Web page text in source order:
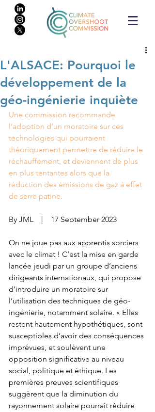
L'ALSACE: Pourquoi le
développement de la
géo-ingénierie inquiète
Une commission recommande
l’adoption d’un moratoire sur ces
technologies qui pourraient
théoriquement permettre de réduire le
réchauffement, et deviennent de plus
en plus tentantes alors que la
réduction des émissions de gaz à effet
de serre patine.
By JML    |    17 September 2023
On ne joue pas aux apprentis sorciers
avec le climat ! C’est la mise en garde
lancée jeudi par un groupe d’anciens
dirigeants internationaux, qui propose
d’introduire un moratoire sur
l’utilisation des techniques de géo-
ingénierie, notamment solaire. « Elles
restent hautement hypothétiques, sont
susceptibles d’avoir des conséquences
imprévues, et soulèvent une
opposition significative au niveau
social, politique et éthique. Les
premières preuves scientifiques
suggèrent que la diminution du
rayonnement solaire pourrait réduire